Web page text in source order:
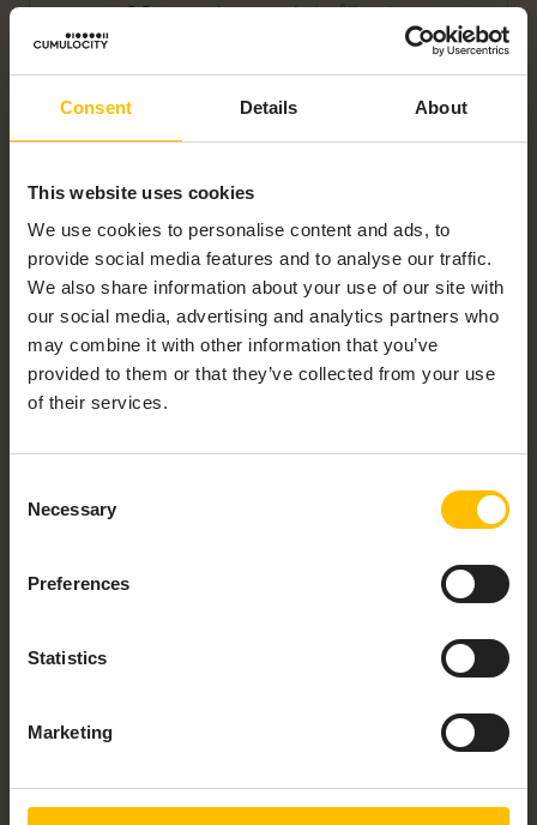
Consent Details About
This website uses cookies
We use cookies to personalise content and ads, to
provide social media features and to analyse our traffic.
We also share information about your use of our site with
our social media, advertising and analytics partners who
may combine it with other information that you’ve
provided to them or that they’ve collected from your use
of their services.
Selection
Necessary
Preferences
Statistics
Marketing
ッジとOSメンテナンスによるプラットフォーム
の完全性とセキュリティの維持
専用の Datahub L2サポートによるデータ処理の
修正と、強化および脆弱性テストによるセキュリ
効率的なインシデント管理とITIL準拠のサービス
クラス最高のサービス管理
リアルタイムダッシュボード、傾向分析、カスタ
マイズされたレポート、SLA追跡による高度なレ
ポートにより、プロアクティブな意思決定を可能
にし、利害関係者とのコミュニケーションを改善
します。
PROFESSIONAL SERVICES
First name